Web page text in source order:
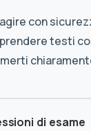
con
testi
di esame